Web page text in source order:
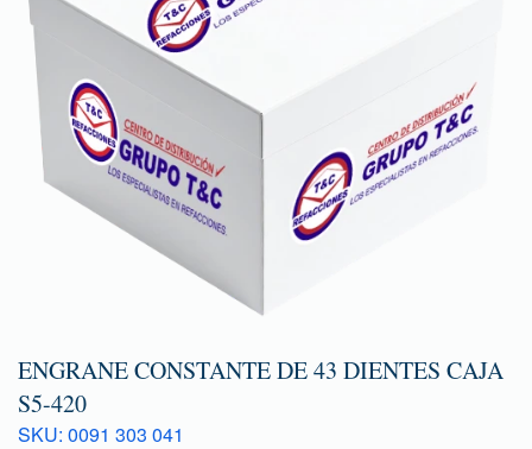
ENGRANE CONSTANTE DE 43 DIENTES CAJA
S5-420
SKU: 0091 303 041